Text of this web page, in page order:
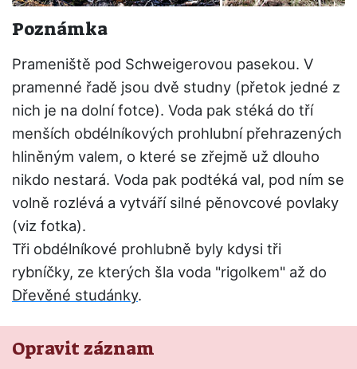
Poznámka
Prameniště pod Schweigerovou pasekou. V
pramenné řadě jsou dvě studny (přetok jedné z
nich je na dolní fotce). Voda pak stéká do tří
menších obdélníkových prohlubní přehrazených
hliněným valem, o které se zřejmě už dlouho
nikdo nestará. Voda pak podtéká val, pod ním se
volně rozlévá a vytváří silné pěnovcové povlaky
(viz fotka).
Tři obdélníkové prohlubně byly kdysi tři
rybníčky, ze kterých šla voda "rigolkem" až do
Dřevěné studánky.
Opravit záznam